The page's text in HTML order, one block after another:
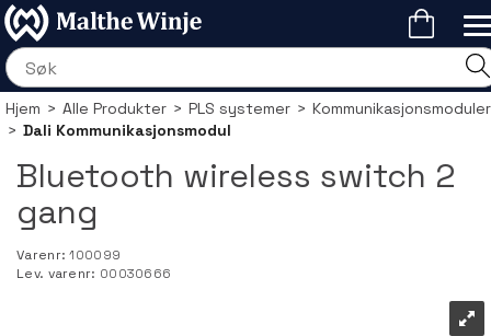
Hjem>Alle Produkter>PLS systemer>Kommunikasjonsmoduler
>Dali Kommunikasjonsmodul
Bluetooth wireless switch 2
gang
Varenr:100099
Lev. varenr: 00030666